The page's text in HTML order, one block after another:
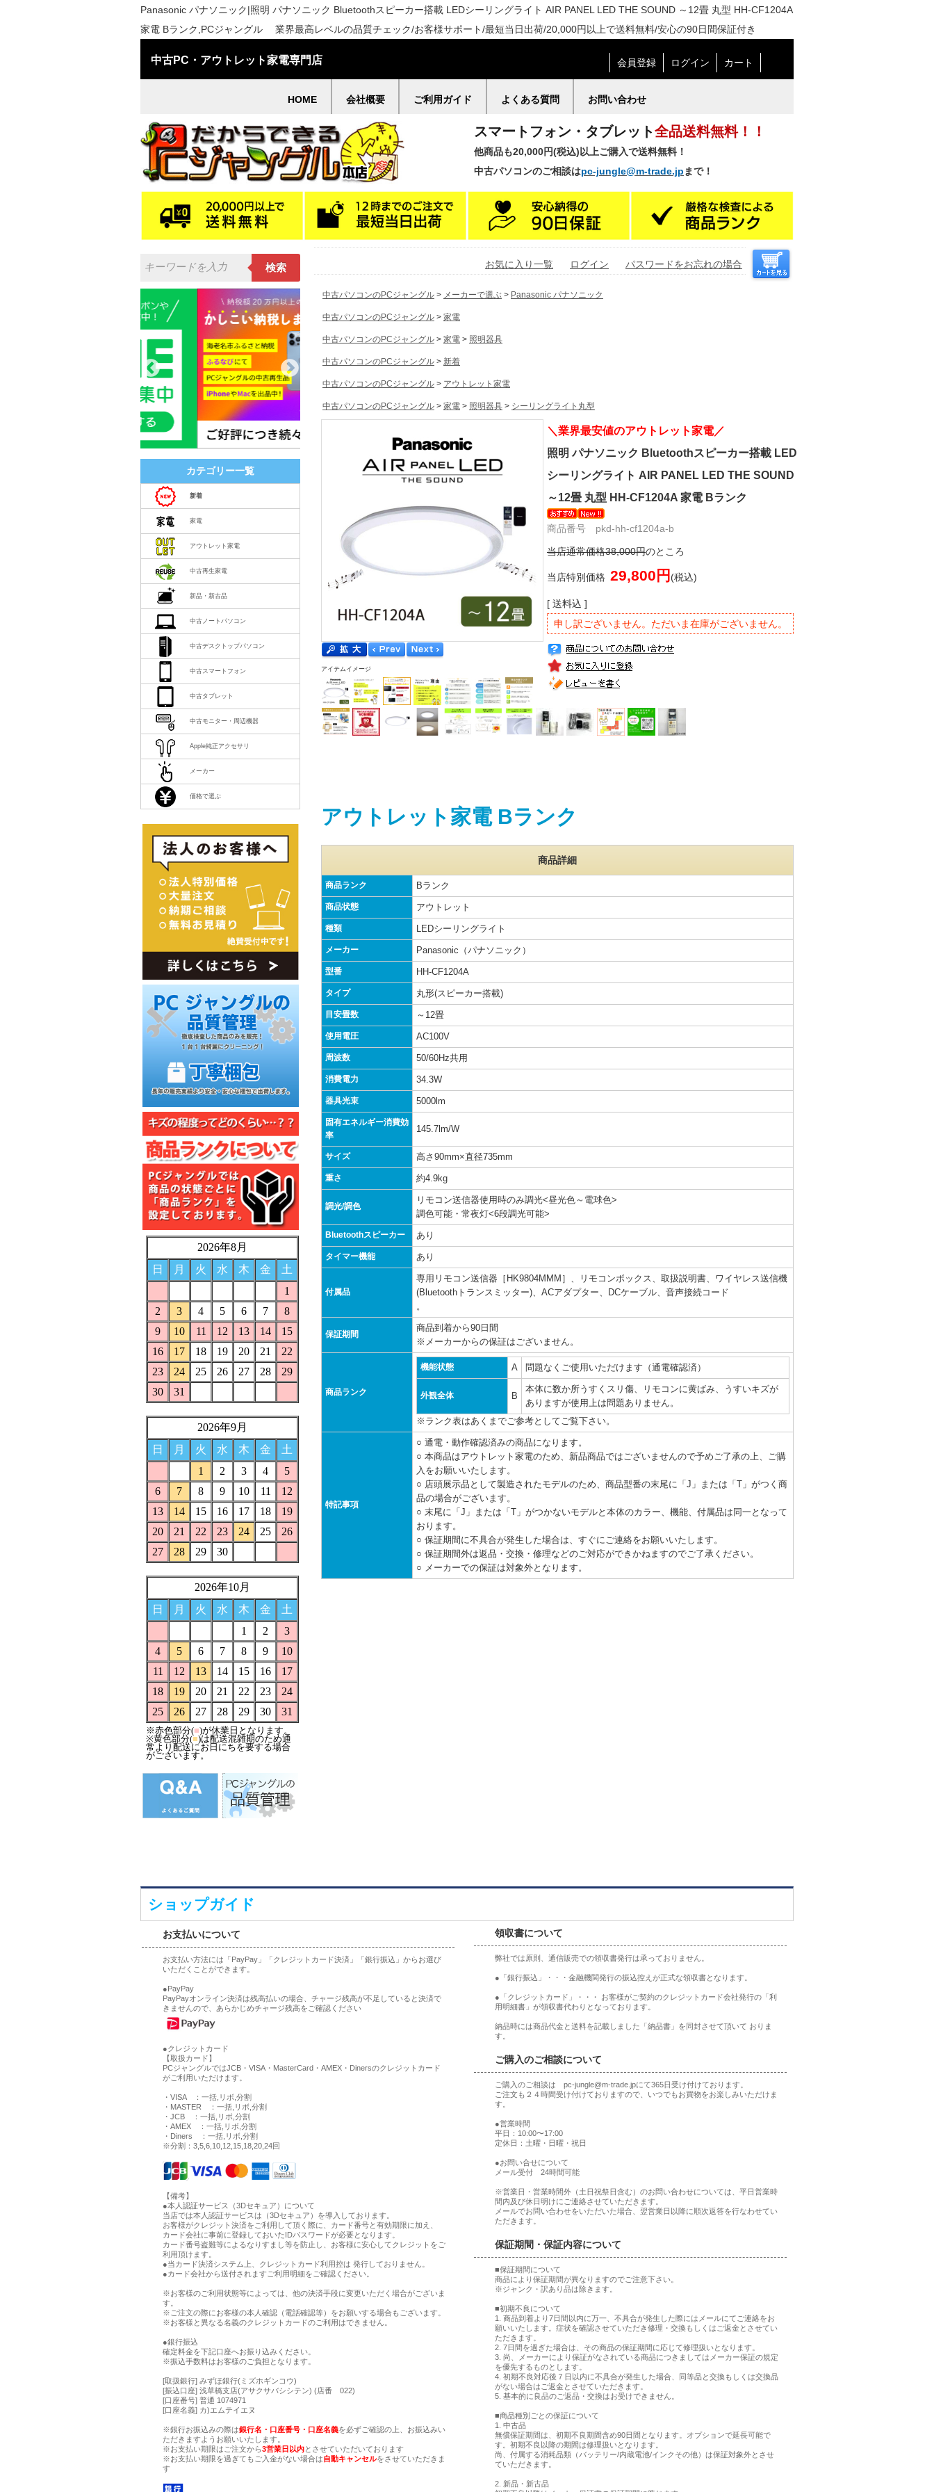
Panasonic パナソニック|照明 パナソニック Bluetoothスピーカー搭載 LEDシーリングライト AIR PANEL LED THE SOUND ～12畳 丸型 HH-CF1204A
家電 Bランク,PCジャングル 業界最高レベルの品質チェック/お客様サポート/最短当日出荷/20,000円以上で送料無料/安心の90日間保証付き
中古PC・アウトレット家電専門店 会員登録 ログイン カート
HOME 会社概要 ご利用ガイド よくある質問 お問い合わせ
スマートフォン・タブレット全品送料無料！！
他商品も20,000円(税込)以上ご購入で送料無料！
中古パソコンのご相談はpc-jungle@m-trade.jp まで！
検索
カテゴリー一覧
新着
家電
アウトレット家電
中古再生家電
新品・新古品
中古ノートパソコン
中古デスクトップパソコン
中古スマートフォン
中古タブレット
中古モニター・周辺機器
Apple純正アクセサリ
メーカー
価格で選ぶ
お気に入り一覧 ログイン パスワードをお忘れの場合
中古パソコンのPCジャングル > メーカーで選ぶ > Panasonic パナソニック
中古パソコンのPCジャングル > 家電
中古パソコンのPCジャングル > 家電 > 照明器具
中古パソコンのPCジャングル > 新着
中古パソコンのPCジャングル > アウトレット家電
中古パソコンのPCジャングル > 家電 > 照明器具 > シーリングライト丸型
＼業界最安値のアウトレット家電／
照明 パナソニック Bluetoothスピーカー搭載 LED
シーリングライト AIR PANEL LED THE SOUND
～12畳 丸型 HH-CF1204A 家電 Bランク
商品番号 pkd-hh-cf1204a-b
当店通常価格38,000円のところ
当店特別価格 29,800円 (税込)
[ 送料込 ]
申し訳ございません。ただいま在庫がございません。
アイテムイメージ
アウトレット家電 Bランク
商品詳細
商品ランク Bランク
商品状態 アウトレット
種類 LEDシーリングライト
メーカー Panasonic（パナソニック）
型番 HH-CF1204A
タイプ 丸形(スピーカー搭載)
目安畳数 ～12畳
使用電圧 AC100V
周波数 50/60Hz共用
消費電力 34.3W
器具光束 5000lm
固有エネルギー消費効
率
145.7lm/W
サイズ 高さ90mm×直径735mm
重さ 約4.9kg
調光/調色
リモコン送信器使用時のみ調光<昼光色～電球色>
調色可能・常夜灯<6段調光可能>
Bluetoothスピーカー あり
タイマー機能 あり
付属品
専用リモコン送信器［HK9804MMM］、リモコンボックス、取扱説明書、ワイヤレス送信機
(Bluetoothトランスミッター)、ACアダプター、DCケーブル、音声接続コード
。
保証期間
商品到着から90日間
※メーカーからの保証はございません。
商品ランク
機能状態 A 問題なくご使用いただけます（通電確認済）
外観全体 B
本体に数か所うすくスリ傷、リモコンに黄ばみ、うすいキズが
ありますが使用上は問題ありません。
※ランク表はあくまでご参考としてご覧下さい。
特記事項
○ 通電・動作確認済みの商品になります。
○ 本商品はアウトレット家電のため、新品商品ではございませんので予めご了承の上、ご購
入をお願いいたします。
○ 店頭展示品として製造されたモデルのため、商品型番の末尾に「J」または「T」がつく商
品の場合がございます。
○ 末尾に「J」または「T」がつかないモデルと本体のカラー、機能、付属品は同一となって
おります。
○ 保証期間に不具合が発生した場合は、すぐにご連絡をお願いいたします。
○ 保証期間外は返品・交換・修理などのご対応ができかねますのでご了承ください。
○ メーカーでの保証は対象外となります。
ショップガイド
お支払いについて
お支払い方法には「PayPay」「クレジットカード決済」「銀行振込」からお選び
いただくことができます。
●PayPay
PayPayオンライン決済は残高払いの場合、チャージ残高が不足していると決済で
きませんので、あらかじめチャージ残高をご確認ください
●クレジットカード
【取扱カード】
PCジャングルではJCB・VISA・MasterCard・AMEX・Dinersのクレジットカード
がご利用いただけます。
・VISA ：一括,リボ,分割
・MASTER ：一括,リボ,分割
・JCB ：一括,リボ,分割
・AMEX ：一括,リボ,分割
・Diners ：一括,リボ,分割
※分割：3,5,6,10,12,15,18,20,24回
【備考】
●本人認証サービス（3Dセキュア）について
当店では本人認証サービスは（3Dセキュア）を導入しております。
お客様がクレジット決済をご利用して頂く際に、カード番号と有効期限に加え、
カード会社に事前に登録しておいたIDパスワードが必要となります。
カード番号盗難等によるなりすまし等を防止し、お客様に安心してクレジットをご
利用頂けます。
●当カード決済システム上、クレジットカード利用控は 発行しておりません。
●カード会社から送付されますご利用明細をご確認ください。
※お客様のご利用状態等によっては、他の決済手段に変更いただく場合がございま
す。
※ご注文の際にお客様の本人確認（電話確認等）をお願いする場合もございます。
※お客様と異なる名義のクレジットカードのご利用はできません。
●銀行振込
確定料金を下記口座へお振り込みください。
※振込手数料はお客様のご負担となります。
[取扱銀行] みずほ銀行(ミズホギンコウ)
[振込口座] 浅草橋支店(アサクサバシシテン) (店番 022)
[口座番号] 普通 1074971
[口座名義] カ)エムテイエヌ
※銀行お振込みの際は銀行名・口座番号・口座名義を必ずご確認の上、お振込みい
ただきますようお願いいたします。
※お支払い期限はご注文から3営業日以内とさせていただいております
※お支払い期限を過ぎてもご入金がない場合は自動キャンセルをさせていただきま
す
領収書について
弊社では原則、通信販売での領収書発行は承っておりません。
●「銀行振込」・・・金融機関発行の振込控えが正式な領収書となります。
●「クレジットカード」・・・ お客様がご契約のクレジットカード会社発行の「利
用明細書」が領収書代わりとなっております。
納品時には商品代金と送料を記載しました「納品書」を同封させて頂いて おりま
す。
ご購入のご相談について
ご購入のご相談は pc-jungle@m-trade.jpにて365日受け付けております。
ご注文も２４時間受け付けておりますので、いつでもお買物をお楽しみいただけま
す。
●営業時間
平日：10:00〜17:00
定休日：土曜・日曜・祝日
●お問い合せについて
メール受付 24時間可能
※営業日・営業時間外（土日祝祭日含む）のお問い合わせについては、平日営業時
間内及び休日明けにご連絡させていただきます。
メールでお問い合わせをいただいた場合、翌営業日以降に順次返答を行なわせてい
ただきます。
保証期間・保証内容について
■保証期間について
商品により保証期間が異なりますのでご注意下さい。
※ジャンク・訳あり品は除きます。
■初期不良について
1. 商品到着より7日間以内に万一、不具合が発生した際にはメールにてご連絡をお
願いいたします。症状を確認させていただき修理・交換もしくはご返金とさせてい
ただきます。
2. 7日間を過ぎた場合は、その商品の保証期間に応じて修理扱いとなります。
3. 尚、メーカーにより保証がなされている商品につきましてはメーカー保証の規定
を優先するものとします。
4. 初期不良対応後７日以内に不具合が発生した場合、同等品と交換もしくは交換品
がない場合はご返金とさせていただきます。
5. 基本的に良品のご返品・交換はお受けできません。
■商品種別ごとの保証について
1. 中古品
無償保証期間は、初期不良期間含め90日間となります。オプションで延長可能で
す。初期不良以降の期間は修理扱いとなります。
尚、付属する消耗品類（バッテリー/内蔵電池/インクその他）は保証対象外とさせ
ていただきます。
2. 新品・新古品